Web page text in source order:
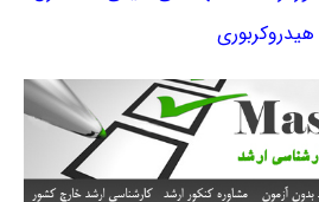
هیدروکربوری